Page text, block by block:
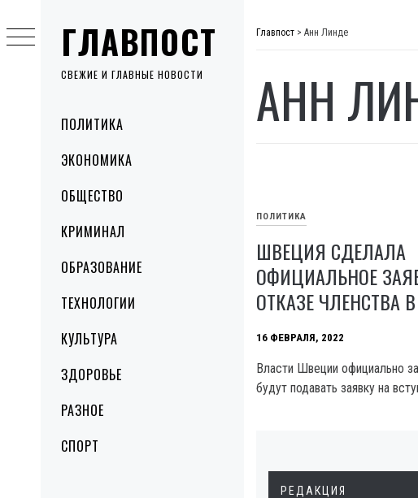
ГЛАВПОСТ
СВЕЖИЕ И ГЛАВНЫЕ НОВОСТИ
MenuПОЛИТИКА
ЭКОНОМИКА
ОБЩЕСТВО
КРИМИНАЛ
ОБРАЗОВАНИЕ
ТЕХНОЛОГИИ
КУЛЬТУРА
ЗДОРОВЬЕ
РАЗНОЕ
СПОРТ
to
content
Главпост > Анн Линде
АНН
ПОЛИТИКА
ШВЕЦИЯ СДЕЛАЛА
ОФИЦИАЛЬНОЕ
ОТКАЗЕ ЧЛЕНСТВА
16 ФЕВРАЛЯ, 2022
Власти Швеции официально
будут подавать заявку на
РЕДАКЦИЯ